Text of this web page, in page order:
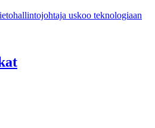
uskoo teknologiaan